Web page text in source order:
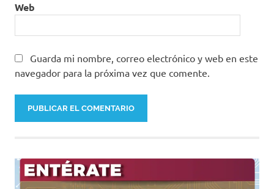
Web
Guarda mi nombre, correo electrónico y web en este
navegador para la próxima vez que comente.